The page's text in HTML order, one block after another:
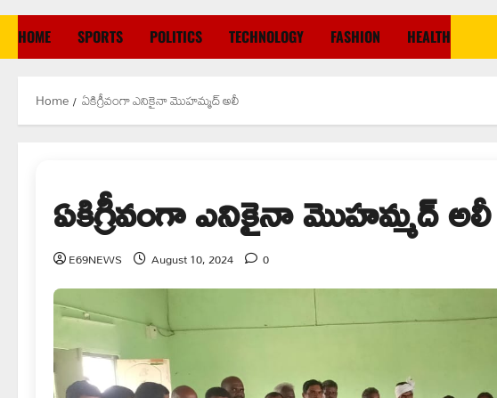
HOME SPORTS POLITICS TECHNOLOGY FASHION HEALTH
Home ఏకిగ్రీవంగా ఎనికైనా మొహమ్మద్ అలీ
ఏకిగ్రీవంగా ఎనికైనా మొహమ్మద్ అలీ
E69NEWS August 10, 2024 0